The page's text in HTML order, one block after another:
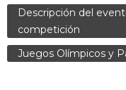
Descripción del
competición
Juegos Olímpicos y